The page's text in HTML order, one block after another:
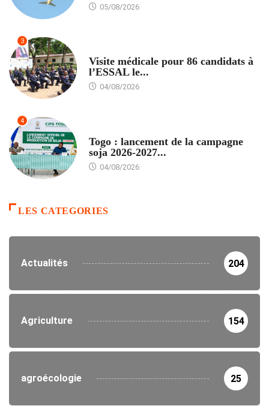
05/08/2026
3
Visite médicale pour 86 candidats à
l’ESSAL le...
04/08/2026
4
Togo : lancement de la campagne
soja 2026-2027...
04/08/2026
LES CATEGORIES
Actualités 204
Agriculture 154
agroécologie 25